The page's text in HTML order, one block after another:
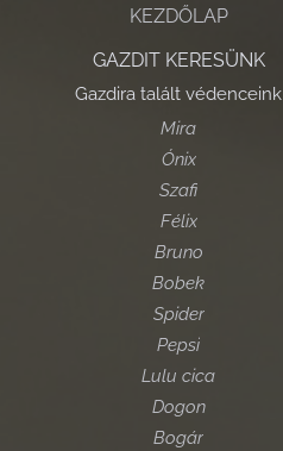
KEZDŐLAP
GAZDIT KERESÜNK
Gazdira talált védenceink
Mira
Ónix
Szafi
Félix
Bruno
Bobek
Spider
Pepsi
Lulu cica
Dogon
Bogár